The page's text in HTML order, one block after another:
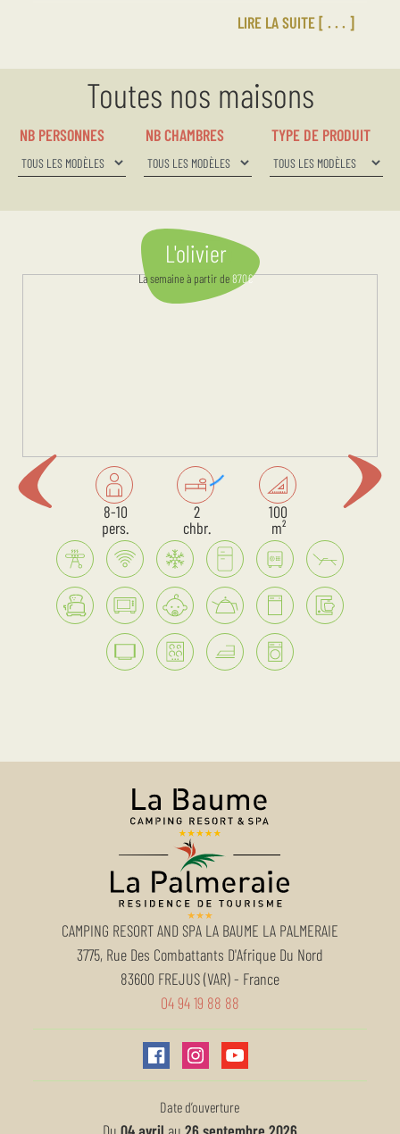
chaîne hi-fi). Ces villas sont pensées pour accueillir jusqu'à
10 personnes. La solution idéale pour des vacances en
LIRE LA SUITE
Toutes nos maisons
NB PERSONNES NB CHAMBRES TYPE DE PRODUIT
L'olivier
La semaineà partir de870€
8-10
pers.
2
chbr.
100
m²
CAMPING RESORT AND SPA LA BAUME LA PALMERAIE
3775, Rue Des Combattants D'Afrique Du Nord
83600 FREJUS (VAR)- France
04 94 19 88 88
Date d’ouverture
Du 04 avril au 26 septembre 2026